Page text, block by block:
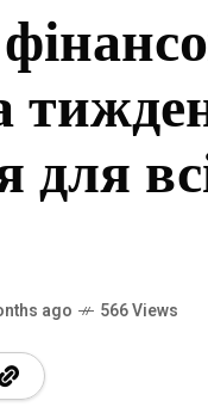
для
ago 566 Views